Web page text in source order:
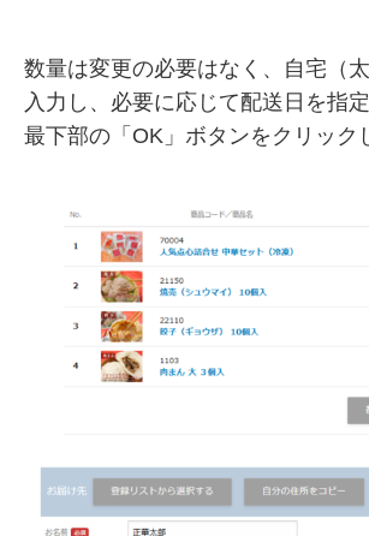
数量は変更の必要はなく、自宅（
入力し、必要に応じて配送日を指定
最下部の「OK」ボタンをクリック